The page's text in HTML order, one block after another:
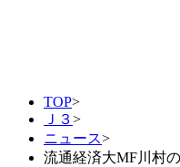
TOP>
Ｊ３>
ニュース>
流通経済大MF川村